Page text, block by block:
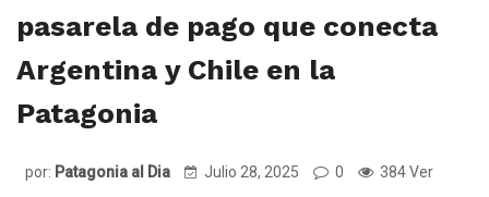
pasarela de pago que conecta
Argentina y Chile en la
Patagonia
por: Patagonia al Dia Julio 28, 2025 0 384 Ver